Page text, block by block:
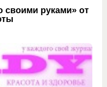
своими руками» от